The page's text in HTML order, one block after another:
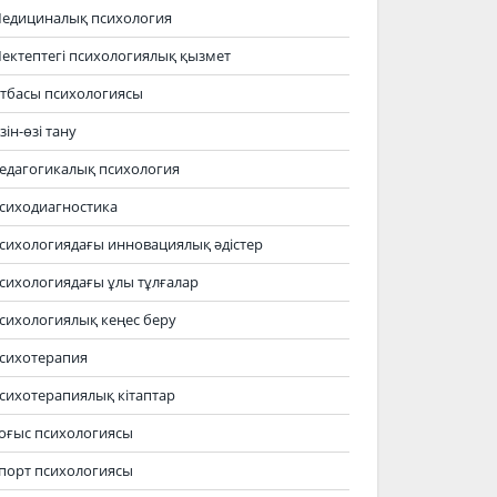
психология
психологиялық қызмет
психологиясы
өзі тану
психология
инновациялық әдістер
ұлы тұлғалар
кеңес беру
кітаптар
психологиясы
психологиясы